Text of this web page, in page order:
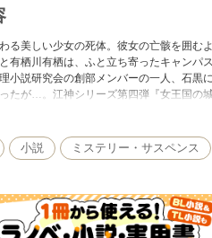
る美しい少女の死体。彼女の亡骸を囲
有栖川有栖は、ふと立ち寄ったキャンパ
小説研究会の創部メンバーの一人、石黒
たが…。江神シリーズ第四弾『女王国の
小説 ミステリー・サスペンス